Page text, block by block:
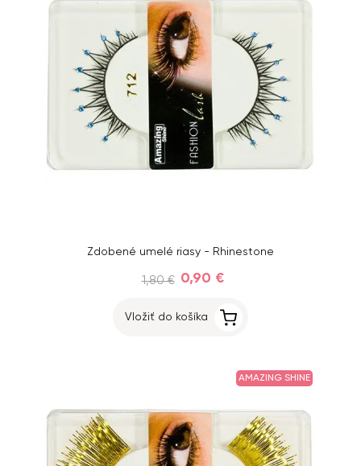
Zdobené umelé riasy - Rhinestone
1,80 € 0,90 €
Vložiť do košíka
AMAZING SHINE